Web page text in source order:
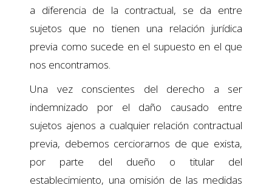
a diferencia de la contractual, se da entre
sujetos que no tienen una relación jurídica
previa como sucede en el supuesto en el que
nos encontramos.
Una vez conscientes del derecho a ser
indemnizado por el daño causado entre
sujetos ajenos a cualquier relación contractual
previa, debemos cerciorarnos de que exista,
por parte del dueño o titular del
establecimiento, una omisión de las medidas